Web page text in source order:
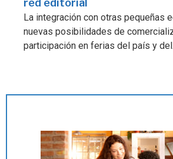
La integración con otras pequeñas
nuevas posibilidades de
participación en ferias del país y